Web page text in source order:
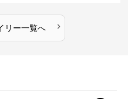
リー一覧へ ›